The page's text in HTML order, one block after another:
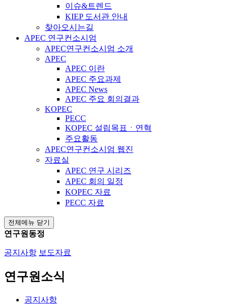
이슈&트렌드
KIEP 도서관 안내
찾아오시는길
APEC 연구컨소시엄
APEC연구컨소시엄 소개
APEC
APEC 이란
APEC 주요과제
APEC News
APEC 주요 회의결과
KOPEC
PECC
KOPEC 설립목표ㆍ연혁
주요활동
APEC연구컨소시엄 웹진
자료실
APEC 연구 시리즈
APEC 회의 일정
KOPEC 자료
PECC 자료
전체메뉴 닫기
연구원동정
공지사항 보도자료
연구원소식
공지사항